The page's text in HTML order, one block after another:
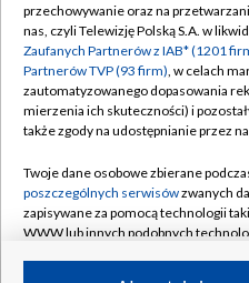
Biuro
Oferta
Rada
Polityka
©2026 Telewizja Polska
przechowywanie oraz na
nas, czyli Telewizję Polską S.A. w
Zaufanych Partnerów z IAB* (1201
Partnerów TVP (93 firm), w celach
zautomatyzowanego dopasowania
mierzenia ich skuteczności) i
także zgody na udostępnianie przez
Twoje dane osobowe zbierane
poszczególnych serwisówzwanych
zapisywane za pomocą technologii
WWW lub innych podobnych